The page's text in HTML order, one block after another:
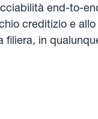
end-to-
creditizio e
filiera, in